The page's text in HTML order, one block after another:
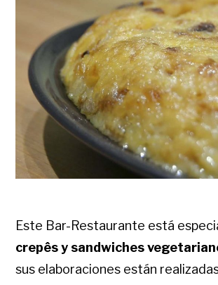
Este Bar-Restaurante está
crepês y sandwiches
sus elaboraciones están